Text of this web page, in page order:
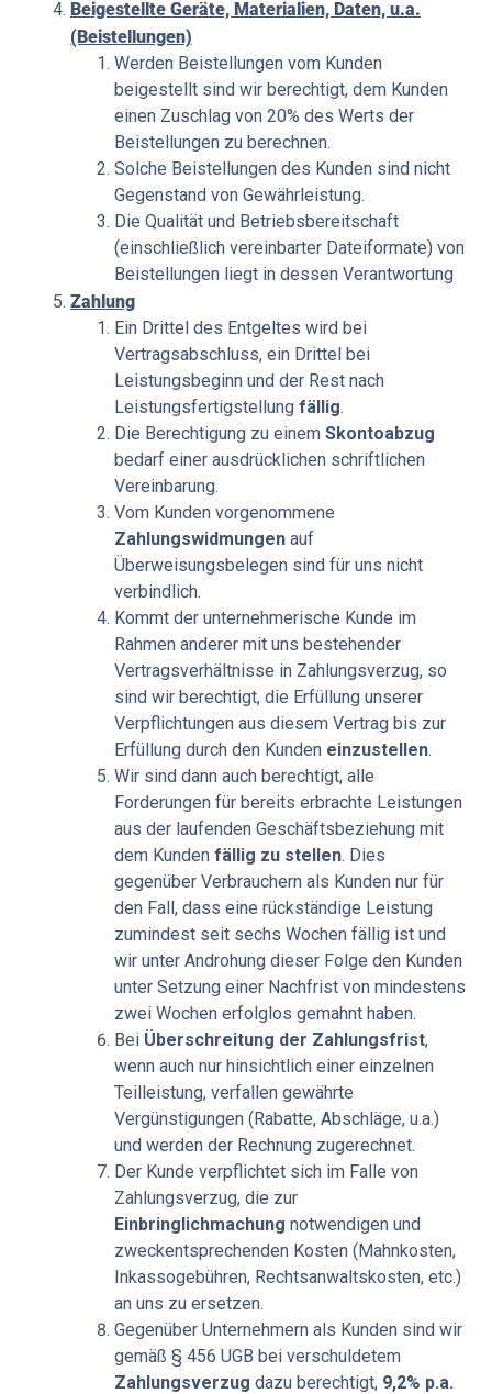
Beigestellte Geräte, Materialien, Daten, u.a.
(Beistellungen)
Werden Beistellungen vom Kunden
beigestellt sind wir berechtigt, dem Kunden
einen Zuschlag von 20% des Werts der
Beistellungen zu berechnen.
Solche Beistellungen des Kunden sind nicht
Gegenstand von Gewährleistung.
Die Qualität und Betriebsbereitschaft
(einschließlich vereinbarter Dateiformate) von
Beistellungen liegt in dessen Verantwortung
Zahlung
Ein Drittel des Entgeltes wird bei
Vertragsabschluss, ein Drittel bei
Leistungsbeginn und der Rest nach
Leistungsfertigstellung fällig.
Die Berechtigung zu einem Skontoabzug
bedarf einer ausdrücklichen schriftlichen
Vereinbarung.
Vom Kunden vorgenommene
Zahlungswidmungen auf
Überweisungsbelegen sind für uns nicht
verbindlich.
Kommt der unternehmerische Kunde im
Rahmen anderer mit uns bestehender
Vertragsverhältnisse in Zahlungsverzug, so
sind wir berechtigt, die Erfüllung unserer
Verpflichtungen aus diesem Vertrag bis zur
Erfüllung durch den Kunden einzustellen.
Wir sind dann auch berechtigt, alle
Forderungen für bereits erbrachte Leistungen
aus der laufenden Geschäftsbeziehung mit
dem Kunden fällig zu stellen. Dies
gegenüber Verbrauchern als Kunden nur für
den Fall, dass eine rückständige Leistung
zumindest seit sechs Wochen fällig ist und
wir unter Androhung dieser Folge den Kunden
unter Setzung einer Nachfrist von mindestens
zwei Wochen erfolglos gemahnt haben.
Bei Überschreitung der Zahlungsfrist,
wenn auch nur hinsichtlich einer einzelnen
Teilleistung, verfallen gewährte
Vergünstigungen (Rabatte, Abschläge, u.a.)
und werden der Rechnung zugerechnet.
Der Kunde verpflichtet sich im Falle von
Zahlungsverzug, die zur
Einbringlichmachung notwendigen und
zweckentsprechenden Kosten (Mahnkosten,
Inkassogebühren, Rechtsanwaltskosten, etc.)
an uns zu ersetzen.
Gegenüber Unternehmern als Kunden sind wir
gemäß § 456 UGB bei verschuldetem
Zahlungsverzug dazu berechtigt, 9,2% p.a.